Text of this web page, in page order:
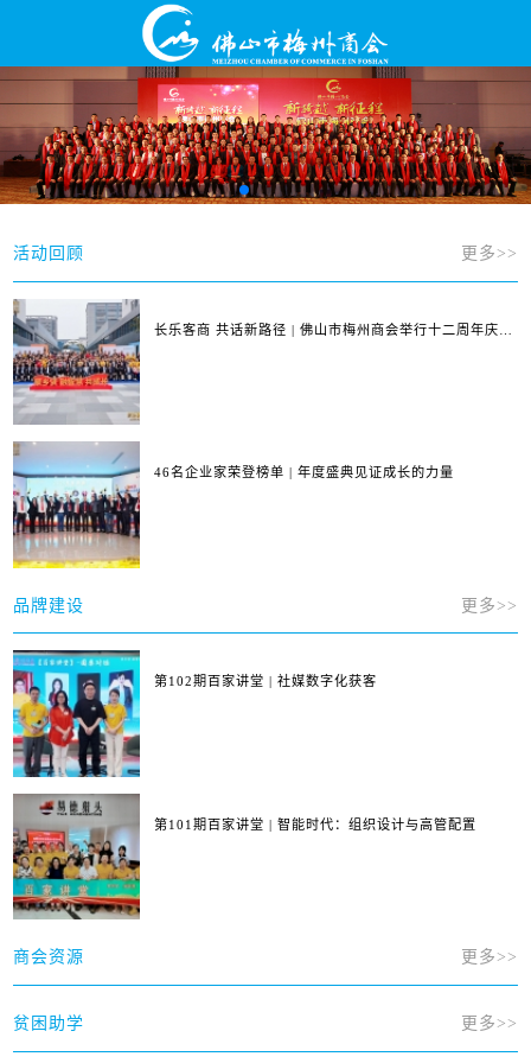
活动回顾 更多>>
长乐客商 共话新路径 | 佛山市梅州商会举行十二周年庆典
46名企业家荣登榜单 | 年度盛典见证成长的力量
品牌建设 更多>>
第102期百家讲堂 | 社媒数字化获客
第101期百家讲堂 | 智能时代：组织设计与高管配置
商会资源 更多>>
贫困助学 更多>>